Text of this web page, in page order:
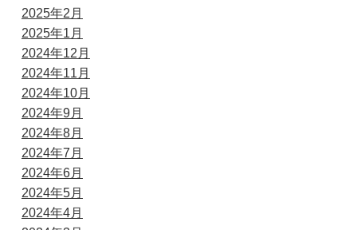
2025年2月
2025年1月
2024年12月
2024年11月
2024年10月
2024年9月
2024年8月
2024年7月
2024年6月
2024年5月
2024年4月